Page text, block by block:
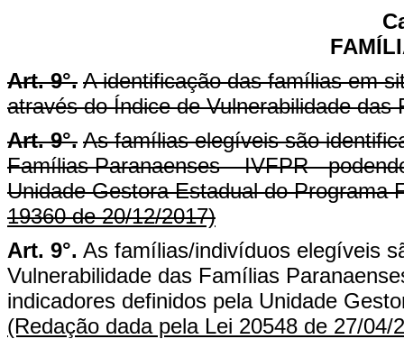
Art. 9°. A identificação das famílias em
através do Índice de Vulnerabilidade
Art. 9°. As famílias elegíveis são
Famílias Paranaenses – IVFPR -
Unidade Gestora Estadual do Programa
19360 de 20/12/2017)
Art. 9°. As famílias/indivíduos elegíveis
Vulnerabilidade das Famílias
indicadores definidos pela Unidade
(Redação dada pela Lei 20548 de 27/04/